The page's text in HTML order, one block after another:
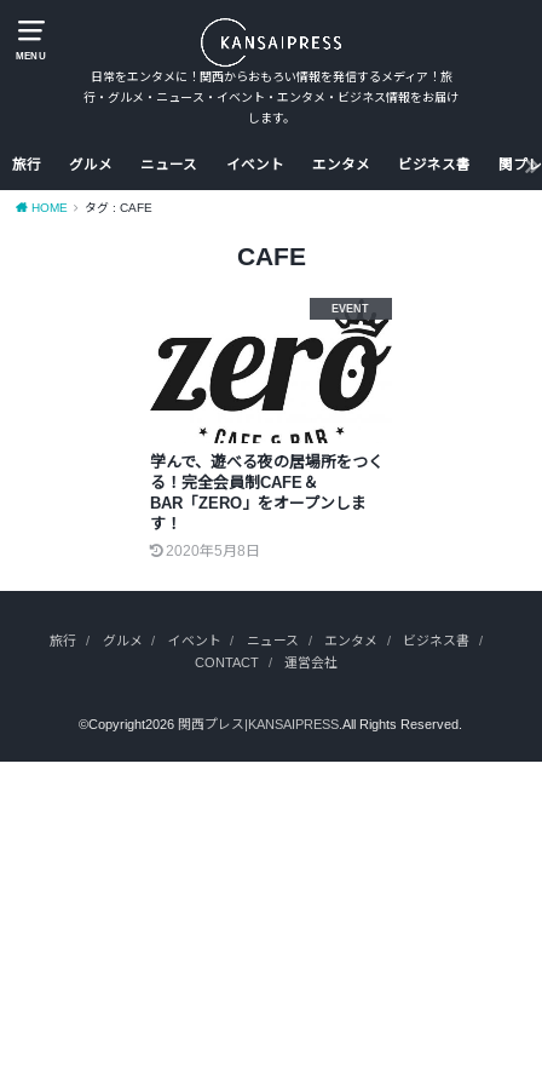
MENU
日常をエンタメに！関西からおもろい情報を発信するメディア！旅
行・グルメ・ニュース・イベント・エンタメ・ビジネス情報をお届け
します。
旅行 グルメ ニュース イベント エンタメ ビジネス書 関プ
HOME タグ : CAFE
CAFE
EVENT
学んで、遊べる夜の居場所をつく
る！完全会員制CAFE＆
BAR「ZERO」をオープンしま
す！
2020年5月8日
旅行 グルメ イベント ニュース エンタメ
ビジネス書
CONTACT
運営会社
©Copyright2026 関西プレス|KANSAIPRESS .All Rights Reserved.